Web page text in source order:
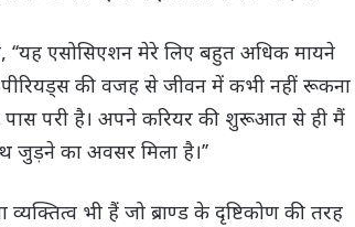
‘‘यह एसोसिएशन मेरे लिए बहुत अधिक मायने
पीरियड्स की वजह से जीवन में कभी नहीं रूकना
परी है। अपने करियर की शुरूआत से ही मैं
जुड़ने का अवसर मिला है।’’
भी हैं जो ब्राण्ड के दृष्टिकोण की तरह